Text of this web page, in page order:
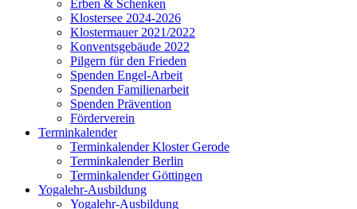
Erben & Schenken
Klostersee 2024-2026
Klostermauer 2021/2022
Konventsgebäude 2022
Pilgern für den Frieden
Spenden Engel-Arbeit
Spenden Familienarbeit
Spenden Prävention
Förderverein
Terminkalender
Terminkalender Kloster Gerode
Terminkalender Berlin
Terminkalender Göttingen
Yogalehr-Ausbildung
Yogalehr-Ausbildung